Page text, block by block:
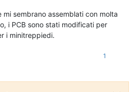
mi sembrano assemblati con molta
i PCB sono stati modificati per
i minitreppiedi.
1